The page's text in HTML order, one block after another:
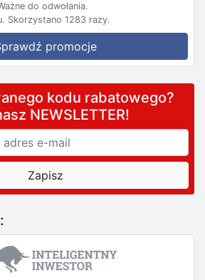
do odwołania.
Skorzystano 1283 razy.
promocje
kodu rabatowego?
NEWSLETTER!